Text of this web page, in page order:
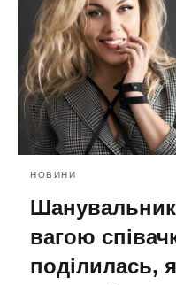
НОВИНИ
вагою
поділилась,